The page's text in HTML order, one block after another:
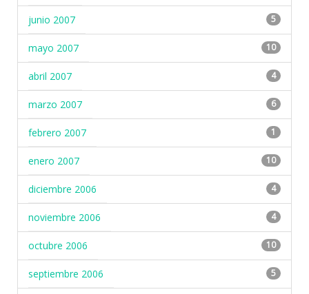
junio 2007 5
mayo 2007 10
abril 2007 4
marzo 2007 6
febrero 2007 1
enero 2007 10
diciembre 2006 4
noviembre 2006 4
octubre 2006 10
septiembre 2006 5